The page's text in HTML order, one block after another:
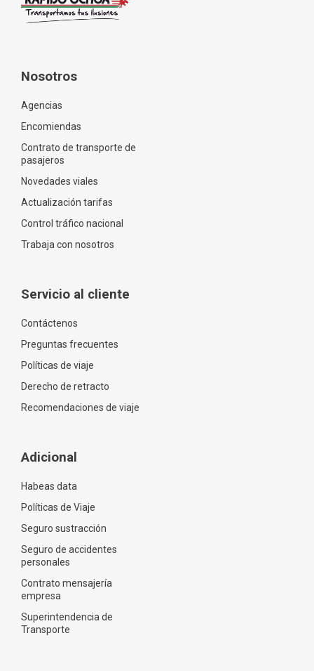
Nosotros
Agencias
Encomiendas
Contrato de transporte de
pasajeros
Novedades viales
Actualización tarifas
Control tráfico nacional
Trabaja con nosotros
Servicio al cliente
Contáctenos
Preguntas frecuentes
Políticas de viaje
Derecho de retracto
Recomendaciones de viaje
Adicional
Habeas data
Políticas de Viaje
Seguro sustracción
Seguro de accidentes
personales
Contrato mensajería
empresa
Superintendencia de
Transporte